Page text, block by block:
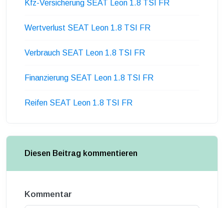
Kfz-Versicherung SEAT Leon 1.8 TSI FR
Wertverlust SEAT Leon 1.8 TSI FR
Verbrauch SEAT Leon 1.8 TSI FR
Finanzierung SEAT Leon 1.8 TSI FR
Reifen SEAT Leon 1.8 TSI FR
Diesen Beitrag kommentieren
Kommentar